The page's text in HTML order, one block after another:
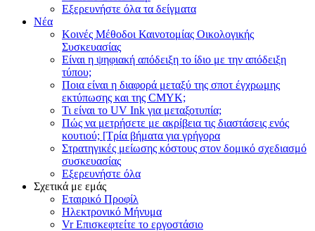
Εξερευνήστε όλα τα δείγματα
Νέα
Κοινές Μέθοδοι Καινοτομίας Οικολογικής
Συσκευασίας
Είναι η ψηφιακή απόδειξη το ίδιο με την απόδειξη
τύπου;
Ποια είναι η διαφορά μεταξύ της σποτ έγχρωμης
εκτύπωσης και της CMYK;
Τι είναι το UV Ink για μεταξοτυπία;
Πώς να μετρήσετε με ακρίβεια τις διαστάσεις ενός
κουτιού; [Τρία βήματα για γρήγορα
Στρατηγικές μείωσης κόστους στον δομικό σχεδιασμό
συσκευασίας
Εξερευνήστε όλα
Σχετικά με εμάς
Εταιρικό Προφίλ
Ηλεκτρονικό Μήνυμα
Vr Επισκεφτείτε το εργοστάσιο